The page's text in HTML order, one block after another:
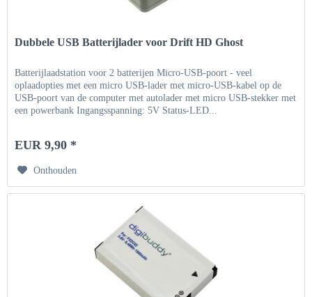
Dubbele USB Batterijlader voor Drift HD Ghost
Batterijlaadstation voor 2 batterijen Micro-USB-poort - veel
oplaadopties met een micro USB-lader met micro-USB-kabel op de
USB-poort van de computer met autolader met micro USB-stekker met
een powerbank Ingangsspanning: 5V Status-LED...
EUR 9,90 *
Onthouden